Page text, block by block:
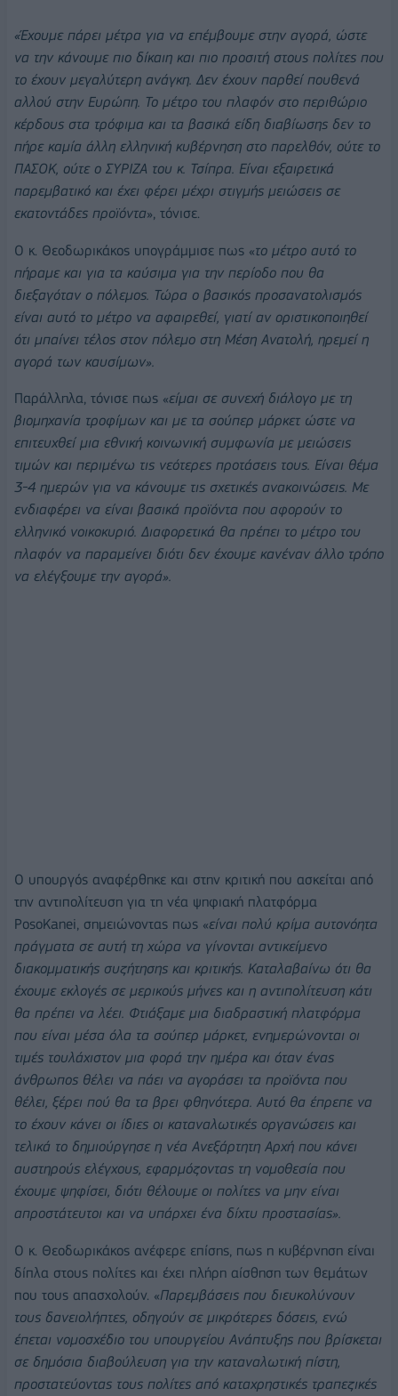
«Έχουμε πάρει μέτρα για να επέμβουμε στην αγορά, ώστε
να την κάνουμε πιο δίκαιη και πιο προσιτή στους πολίτες που
το έχουν μεγαλύτερη ανάγκη. Δεν έχουν παρθεί πουθενά
αλλού στην Ευρώπη. Το μέτρο του πλαφόν στο περιθώριο
κέρδους στα τρόφιμα και τα βασικά είδη διαβίωσης δεν το
πήρε καμία άλλη ελληνική κυβέρνηση στο παρελθόν, ούτε το
ΠΑΣΟΚ, ούτε ο ΣΥΡΙΖΑ του κ. Τσίπρα. Είναι εξαιρετικά
παρεμβατικό και έχει φέρει μέχρι στιγμής μειώσεις σε
εκατοντάδες προϊόντα», τόνισε.
Ο κ. Θεοδωρικάκος υπογράμμισε πως «το μέτρο αυτό το
πήραμε και για τα καύσιμα για την περίοδο που θα
διεξαγόταν ο πόλεμος. Τώρα ο βασικός προσανατολισμός
είναι αυτό το μέτρο να αφαιρεθεί, γιατί αν οριστικοποιηθεί
ότι μπαίνει τέλος στον πόλεμο στη Μέση Ανατολή, ηρεμεί η
αγορά των καυσίμων».
Παράλληλα, τόνισε πως «είμαι σε συνεχή διάλογο με τη
βιομηχανία τροφίμων και με τα σούπερ μάρκετ ώστε να
επιτευχθεί μια εθνική κοινωνική συμφωνία με μειώσεις
τιμών και περιμένω τις νεότερες προτάσεις τους. Είναι θέμα
3-4 ημερών για να κάνουμε τις σχετικές ανακοινώσεις. Με
ενδιαφέρει να είναι βασικά προϊόντα που αφορούν το
ελληνικό νοικοκυριό. Διαφορετικά θα πρέπει το μέτρο του
πλαφόν να παραμείνει διότι δεν έχουμε κανέναν άλλο τρόπο
να ελέγξουμε την αγορά».
Ο υπουργός αναφέρθηκε και στην κριτική που ασκείται από
την αντιπολίτευση για τη νέα ψηφιακή πλατφόρμα
PosoKanei, σημειώνοντας πως «είναι πολύ κρίμα αυτονόητα
πράγματα σε αυτή τη χώρα να γίνονται αντικείμενο
διακομματικής συζήτησης και κριτικής. Καταλαβαίνω ότι θα
έχουμε εκλογές σε μερικούς μήνες και η αντιπολίτευση κάτι
θα πρέπει να λέει. Φτιάξαμε μια διαδραστική πλατφόρμα
που είναι μέσα όλα τα σούπερ μάρκετ, ενημερώνονται οι
τιμές τουλάχιστον μια φορά την ημέρα και όταν ένας
άνθρωπος θέλει να πάει να αγοράσει τα προϊόντα που
θέλει, ξέρει πού θα τα βρει φθηνότερα. Αυτό θα έπρεπε να
το έχουν κάνει οι ίδιες οι καταναλωτικές οργανώσεις και
τελικά το δημιούργησε η νέα Ανεξάρτητη Αρχή που κάνει
αυστηρούς ελέγχους, εφαρμόζοντας τη νομοθεσία που
έχουμε ψηφίσει, διότι θέλουμε οι πολίτες να μην είναι
απροστάτευτοι και να υπάρχει ένα δίχτυ προστασίας».
Ο κ. Θεοδωρικάκος ανέφερε επίσης, πως η κυβέρνηση είναι
δίπλα στους πολίτες και έχει πλήρη αίσθηση των θεμάτων
που τους απασχολούν. «Παρεμβάσεις που διευκολύνουν
τους δανειολήπτες, οδηγούν σε μικρότερες δόσεις, ενώ
έπεται νομοσχέδιο του υπουργείου Ανάπτυξης που βρίσκεται
σε δημόσια διαβούλευση για την καταναλωτική πίστη,
προστατεύοντας τους πολίτες από καταχρηστικές τραπεζικές